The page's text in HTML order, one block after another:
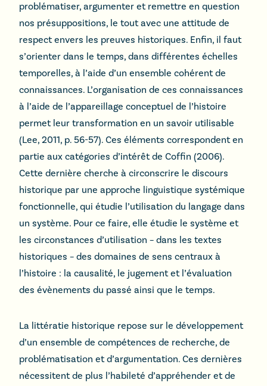
problématiser, argumenter et remettre en question
nos présuppositions, le tout avec une attitude de
respect envers les preuves historiques. Enfin, il faut
s’orienter dans le temps, dans différentes échelles
temporelles, à l’aide d’un ensemble cohérent de
connaissances. L’organisation de ces connaissances
à l’aide de l’appareillage conceptuel de l’histoire
permet leur transformation en un savoir utilisable
(Lee, 2011, p. 56-57). Ces éléments correspondent en
partie aux catégories d’intérêt de Coffin (2006).
Cette dernière cherche à circonscrire le discours
historique par une approche linguistique systémique
fonctionnelle, qui étudie l’utilisation du langage dans
un système. Pour ce faire, elle étudie le système et
les circonstances d’utilisation – dans les textes
historiques – des domaines de sens centraux à
l’histoire : la causalité, le jugement et l’évaluation
des évènements du passé ainsi que le temps.
La littératie historique repose sur le développement
d’un ensemble de compétences de recherche, de
problématisation et d’argumentation. Ces dernières
nécessitent de plus l’habileté d’appréhender et de